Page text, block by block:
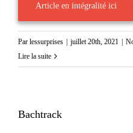
Article en intégralité ici
Par lessurprises | juillet 20th, 2021 |
Lire la suite
Bachtrack